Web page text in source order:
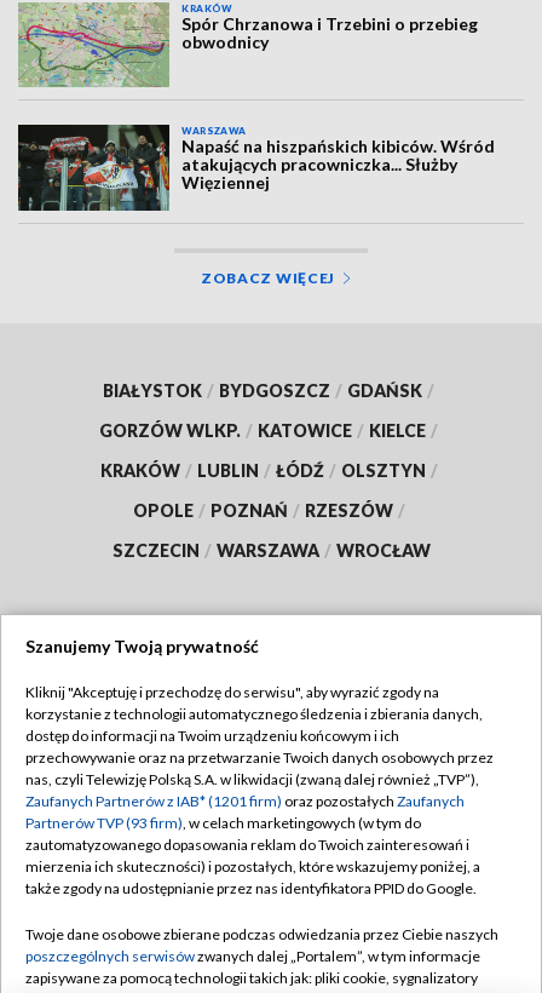
KRAKÓW
Spór Chrzanowa i Trzebini o przebieg
obwodnicy
WARSZAWA
Napaść na hiszpańskich kibiców. Wśród
atakujących pracowniczka... Służby
Więziennej
ZOBACZ WIĘCEJ
BIAŁYSTOK / BYDGOSZCZ / GDAŃSK /
GORZÓW WLKP. / KATOWICE / KIELCE /
KRAKÓW / LUBLIN / ŁÓDŹ / OLSZTYN /
OPOLE / POZNAŃ / RZESZÓW /
SZCZECIN / WARSZAWA / WROCŁAW
TVP
Abonament TVP
Emisja w TVP
Centrum informacji TVP
Naziemna Telewizja Cyfrowa
Rada Programowa
Regulamin TVP
Polityka prywatności
Moje zgody
Pomoc
Kontakt
Szanujemy Twoją prywatność
Kliknij "Akceptuję i przechodzę do serwisu", aby wyrazić zgody na
korzystanie z technologii automatycznego śledzenia i zbierania danych,
dostęp do informacji na Twoim urządzeniu końcowym i ich
przechowywanie oraz na przetwarzanie Twoich danych osobowych przez
nas, czyli Telewizję Polską S.A. w likwidacji (zwaną dalej również „TVP”),
Zaufanych Partnerów z IAB* (1201 firm) oraz pozostałych Zaufanych
Partnerów TVP (93 firm), w celach marketingowych (w tym do
zautomatyzowanego dopasowania reklam do Twoich zainteresowań i
mierzenia ich skuteczności) i pozostałych, które wskazujemy poniżej, a
także zgody na udostępnianie przez nas identyfikatora PPID do Google.
Twoje dane osobowe zbierane podczas odwiedzania przez Ciebie naszych
poszczególnych serwisówzwanych dalej „Portalem”, w tym informacje
zapisywane za pomocą technologii takich jak: pliki cookie, sygnalizatory